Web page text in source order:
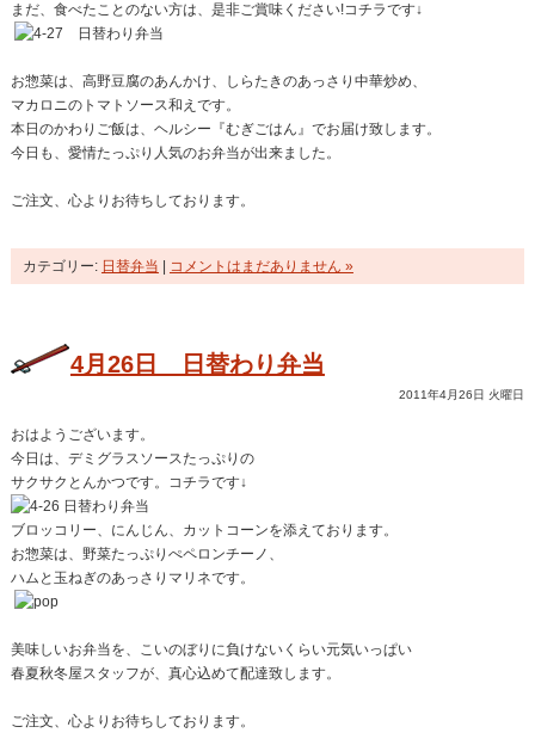
まだ、食べたことのない方は、是非ご賞味ください!コチラです↓
お惣菜は、高野豆腐のあんかけ、しらたきのあっさり中華炒め、
マカロニのトマトソース和えです。
本日のかわりご飯は、ヘルシー『むぎごはん』でお届け致します。
今日も、愛情たっぷり人気のお弁当が出来ました。
ご注文、心よりお待ちしております。
カテゴリー: 日替弁当 コメントはまだありません »
4月26日 日替わり弁当
2011年4月26日 火曜日
おはようございます。
今日は、デミグラスソースたっぷりの
サクサクとんかつです。コチラです↓
ブロッコリー、にんじん、カットコーンを添えております。
お惣菜は、野菜たっぷりぺペロンチーノ、
ハムと玉ねぎのあっさりマリネです。
美味しいお弁当を、こいのぼりに負けないくらい元気いっぱい
春夏秋冬屋スタッフが、真心込めて配達致します。
ご注文、心よりお待ちしております。